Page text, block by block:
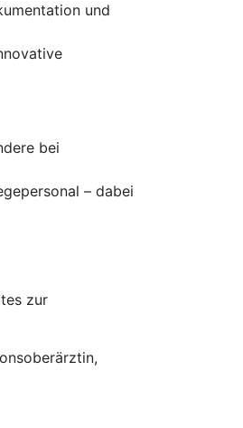
und
bei
– dabei
zur